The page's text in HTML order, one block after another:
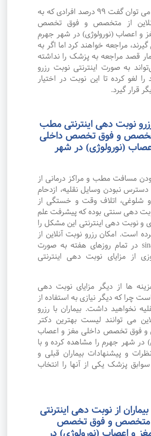
به جرات می‌ توان گفت ۹۹ درصد افرادی که به
از متخصص و فوق تخصص
و اعصاب (نورولوژی) در شهر جهرم
مراجعه خواهند کرد اما اگر به
قصد مراجعه به پزشک را نداشته
به صورت اینترنتی نوبت رزرو
لغو کرده تا این نوبت در اختیار
قرار گیرد.
نوبت دهی اینترنتی مطب
و فوق تخصص داخلی
(نورولوژی) در شهر
مسافت مطب و مراکز درمانی از
دسترس نبودن وسایل نقلیه، ازدحام
شلوغی، اتلاف وقت و خستگی از
دهی سنتی بوده که پیشرفت علم
و نوبت دهی اینترنتی این مشکل را
است. امکان رزرو نوبت آنلاین از
sinapezeshk در تمام روزهای هفته به صورت
از مزایای نوبت دهی اینترنتی
ها از دیگر مزایای نوبت دهی
چرا که دیگر نیازی به استفاده از
نخواهید داشت. بیماران با رزرو
می توانند لیست بهترین دکتر
فوق تخصص داخلی مغز و اعصاب
در شهر جهرم را مشاهده کرده و با
و پیشنهادات بیماران قبلی و
پزشک یکی از آنها را انتخاب
از نوبت دهی اینترنتی
متخصص و فوق تخصص